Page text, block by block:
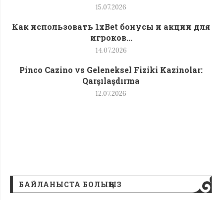
15.07.2026
Как использовать 1xBet бонусы и акции для
игроков...
14.07.2026
Pinco Cazino vs Geleneksel Fiziki Kazinolar:
Qarşılaşdırma
12.07.2026
БАЙЛАНЫСТА БОЛЫҢЫЗ